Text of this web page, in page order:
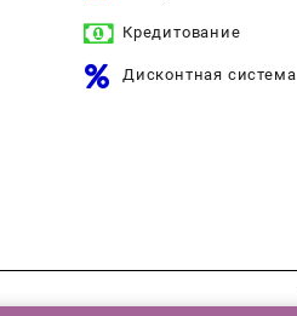
Кредитование
Дисконтная система